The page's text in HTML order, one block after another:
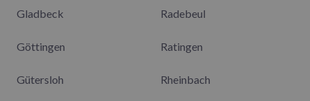
Gladbeck
Göttingen
Gütersloh
Radebeul
Ratingen
Rheinbach